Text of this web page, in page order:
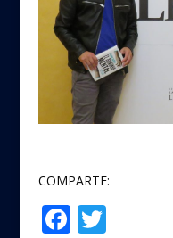
COMPARTE:
F T